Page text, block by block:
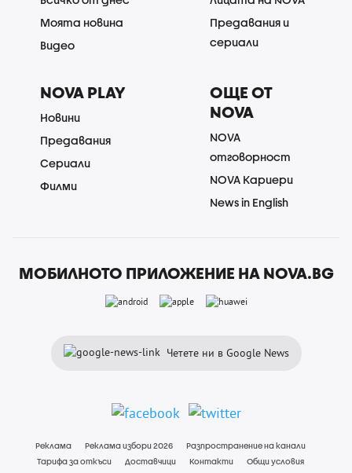
Моята новина
Видео
Предавания и
сериали
NOVA PLAY
Новини
Предавания
Сериали
Филми
ОЩЕ ОТ
NOVA
NOVA
отговорност
NOVA Кариери
News in English
МОБИЛНОТО ПРИЛОЖЕНИЕ НА NOVA.BG
Четете ни в Google News
Реклама Реклама избори 2026
Разпространение на канали
Тарифа за откъси
Доставчици Контакти
Общи условия